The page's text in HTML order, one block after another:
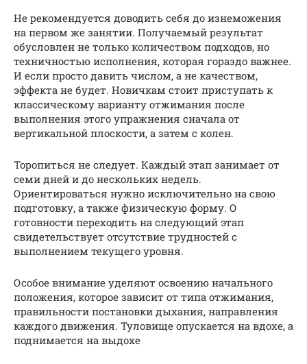
Не рекомендуется доводить себя до изнеможения
на первом же занятии. Получаемый результат
обусловлен не только количеством подходов, но
техничностью исполнения, которая гораздо важнее.
И если просто давить числом, а не качеством,
эффекта не будет. Новичкам стоит приступать к
классическому варианту отжимания после
выполнения этого упражнения сначала от
вертикальной плоскости, а затем с колен.
Торопиться не следует. Каждый этап занимает от
семи дней и до нескольких недель.
Ориентироваться нужно исключительно на свою
подготовку, а также физическую форму. О
готовности переходить на следующий этап
свидетельствует отсутствие трудностей с
выполнением текущего уровня.
Особое внимание уделяют освоению начального
положения, которое зависит от типа отжимания,
правильности постановки дыхания, направления
каждого движения. Туловище опускается на вдохе, а
поднимается на выдохе